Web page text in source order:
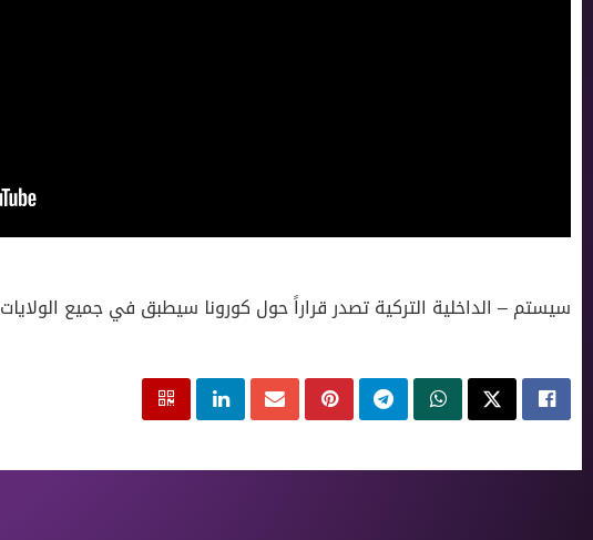
سيستم – الداخلية التركية تصدر قراراً حول كورونا سيطبق في جميع الولايات